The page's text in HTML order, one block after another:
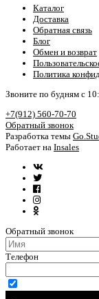
Каталог
Доставка
Обратная связь
Блог
Обмен и возврат
Политика
Звоните по будням с
+7(912) 560-70-70
Обратный звонок
Разработка темы
Работает на Insales
Обратный звонок
Телефон